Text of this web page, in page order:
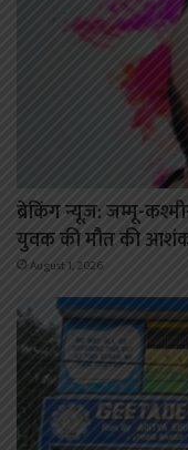
ब्रेकिंग न्यूज़: जम्मू-
युवक की मौत की
August 1, 2026